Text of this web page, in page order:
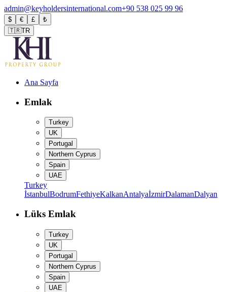
admin@keyholdersinternational.com+90 538 025 99 96
$ € £
₺
🇹🇷TR
Ana Sayfa
Emlak
Turkey
UK
Portugal
Northern Cyprus
Spain
UAE
Turkey
İstanbulBodrumFethiyeKalkanAntalyaİzmirDalamanDalyan
Lüks Emlak
Turkey
UK
Portugal
Northern Cyprus
Spain
UAE